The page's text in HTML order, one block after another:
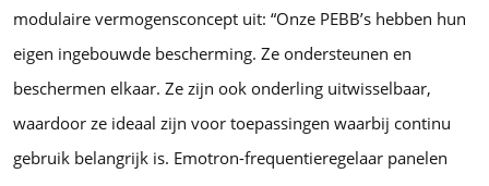
modulaire vermogensconcept uit: “Onze PEBB’s hebben hun
eigen ingebouwde bescherming. Ze ondersteunen en
beschermen elkaar. Ze zijn ook onderling uitwisselbaar,
waardoor ze ideaal zijn voor toepassingen waarbij continu
gebruik belangrijk is. Emotron-frequentieregelaar panelen